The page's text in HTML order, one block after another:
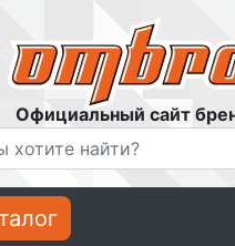
Официальный сайт